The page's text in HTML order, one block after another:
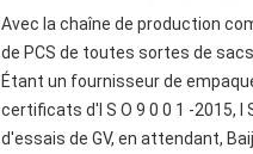
Avec la chaîne de production
de PCS de toutes sortes de sacs
Étant un fournisseur de
certificats d'I S O 9 0 0 1 -2015, I
d'essais de GV, en attendant,